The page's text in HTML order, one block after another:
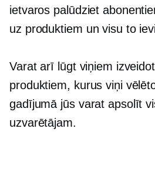
ietvaros palūdziet
uz produktiem un visu to
Varat arī lūgt viņiem
produktiem, kurus viņi
gadījumā jūs varat apsolīt
uzvarētājam.